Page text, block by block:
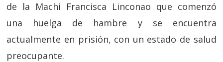
de la Machi Francisca Linconao que comenzó
una huelga de hambre y se encuentra
actualmente en prisión, con un estado de salud
preocupante.